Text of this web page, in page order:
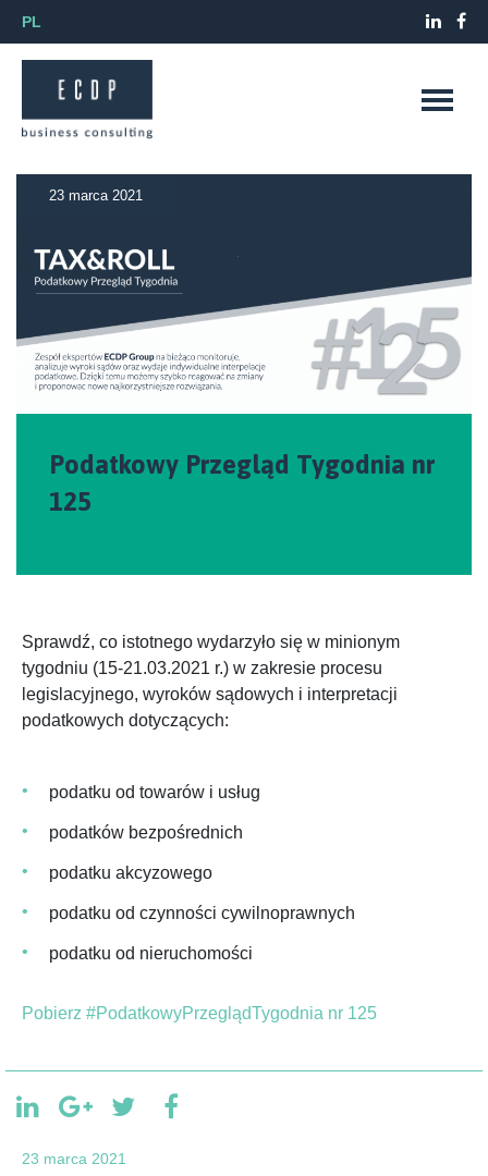
PL
23 marca 2021
Podatkowy Przegląd Tygodnia nr
125
Sprawdź, co istotnego wydarzyło się w minionym
tygodniu (15-21.03.2021 r.) w zakresie procesu
legislacyjnego, wyroków sądowych i interpretacji
podatkowych dotyczących:
podatku od towarów i usług
podatków bezpośrednich
podatku akcyzowego
podatku od czynności cywilnoprawnych
podatku od nieruchomości
Pobierz #PodatkowyPrzeglądTygodnia nr 125
23 marca 2021